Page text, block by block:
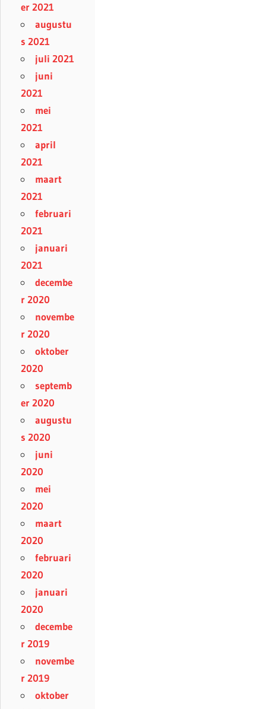
er 2021
augustu
s 2021
juli 2021
juni
2021
mei
2021
april
2021
maart
2021
februari
2021
januari
2021
decembe
r 2020
novembe
r 2020
oktober
2020
septemb
er 2020
augustu
s 2020
juni
2020
mei
2020
maart
2020
februari
2020
januari
2020
decembe
r 2019
novembe
r 2019
oktober